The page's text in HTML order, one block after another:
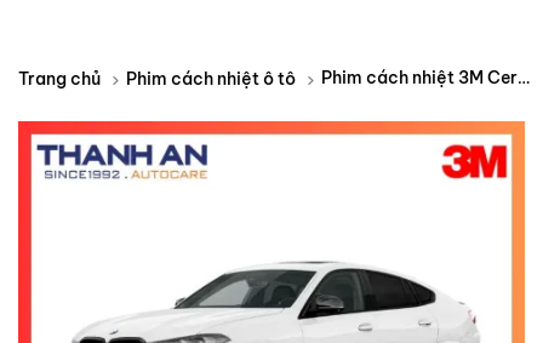
Trang chủ Phim cách nhiệt ô tô Phim cách nhiệt 3M Ceramic hồng ngoại